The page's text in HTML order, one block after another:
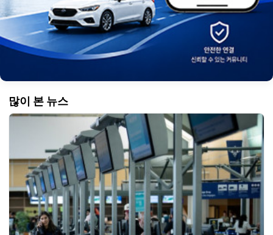
많이 본 뉴스